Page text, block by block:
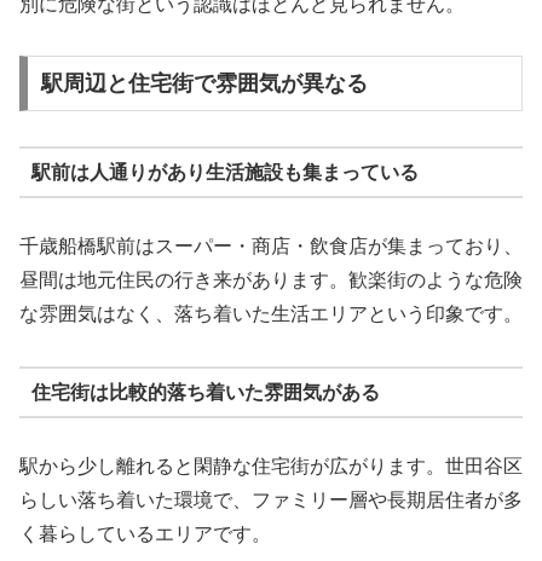
駅周辺と住宅街で雰囲気が異なる
駅前は人通りがあり生活施設も集まっている
千歳船橋駅前はスーパー・商店・飲食店が集まっており、
昼間は地元住民の行き来があります。歓楽街のような危険
な雰囲気はなく、落ち着いた生活エリアという印象です。
住宅街は比較的落ち着いた雰囲気がある
駅から少し離れると閑静な住宅街が広がります。世田谷区
らしい落ち着いた環境で、ファミリー層や長期居住者が多
く暮らしているエリアです。